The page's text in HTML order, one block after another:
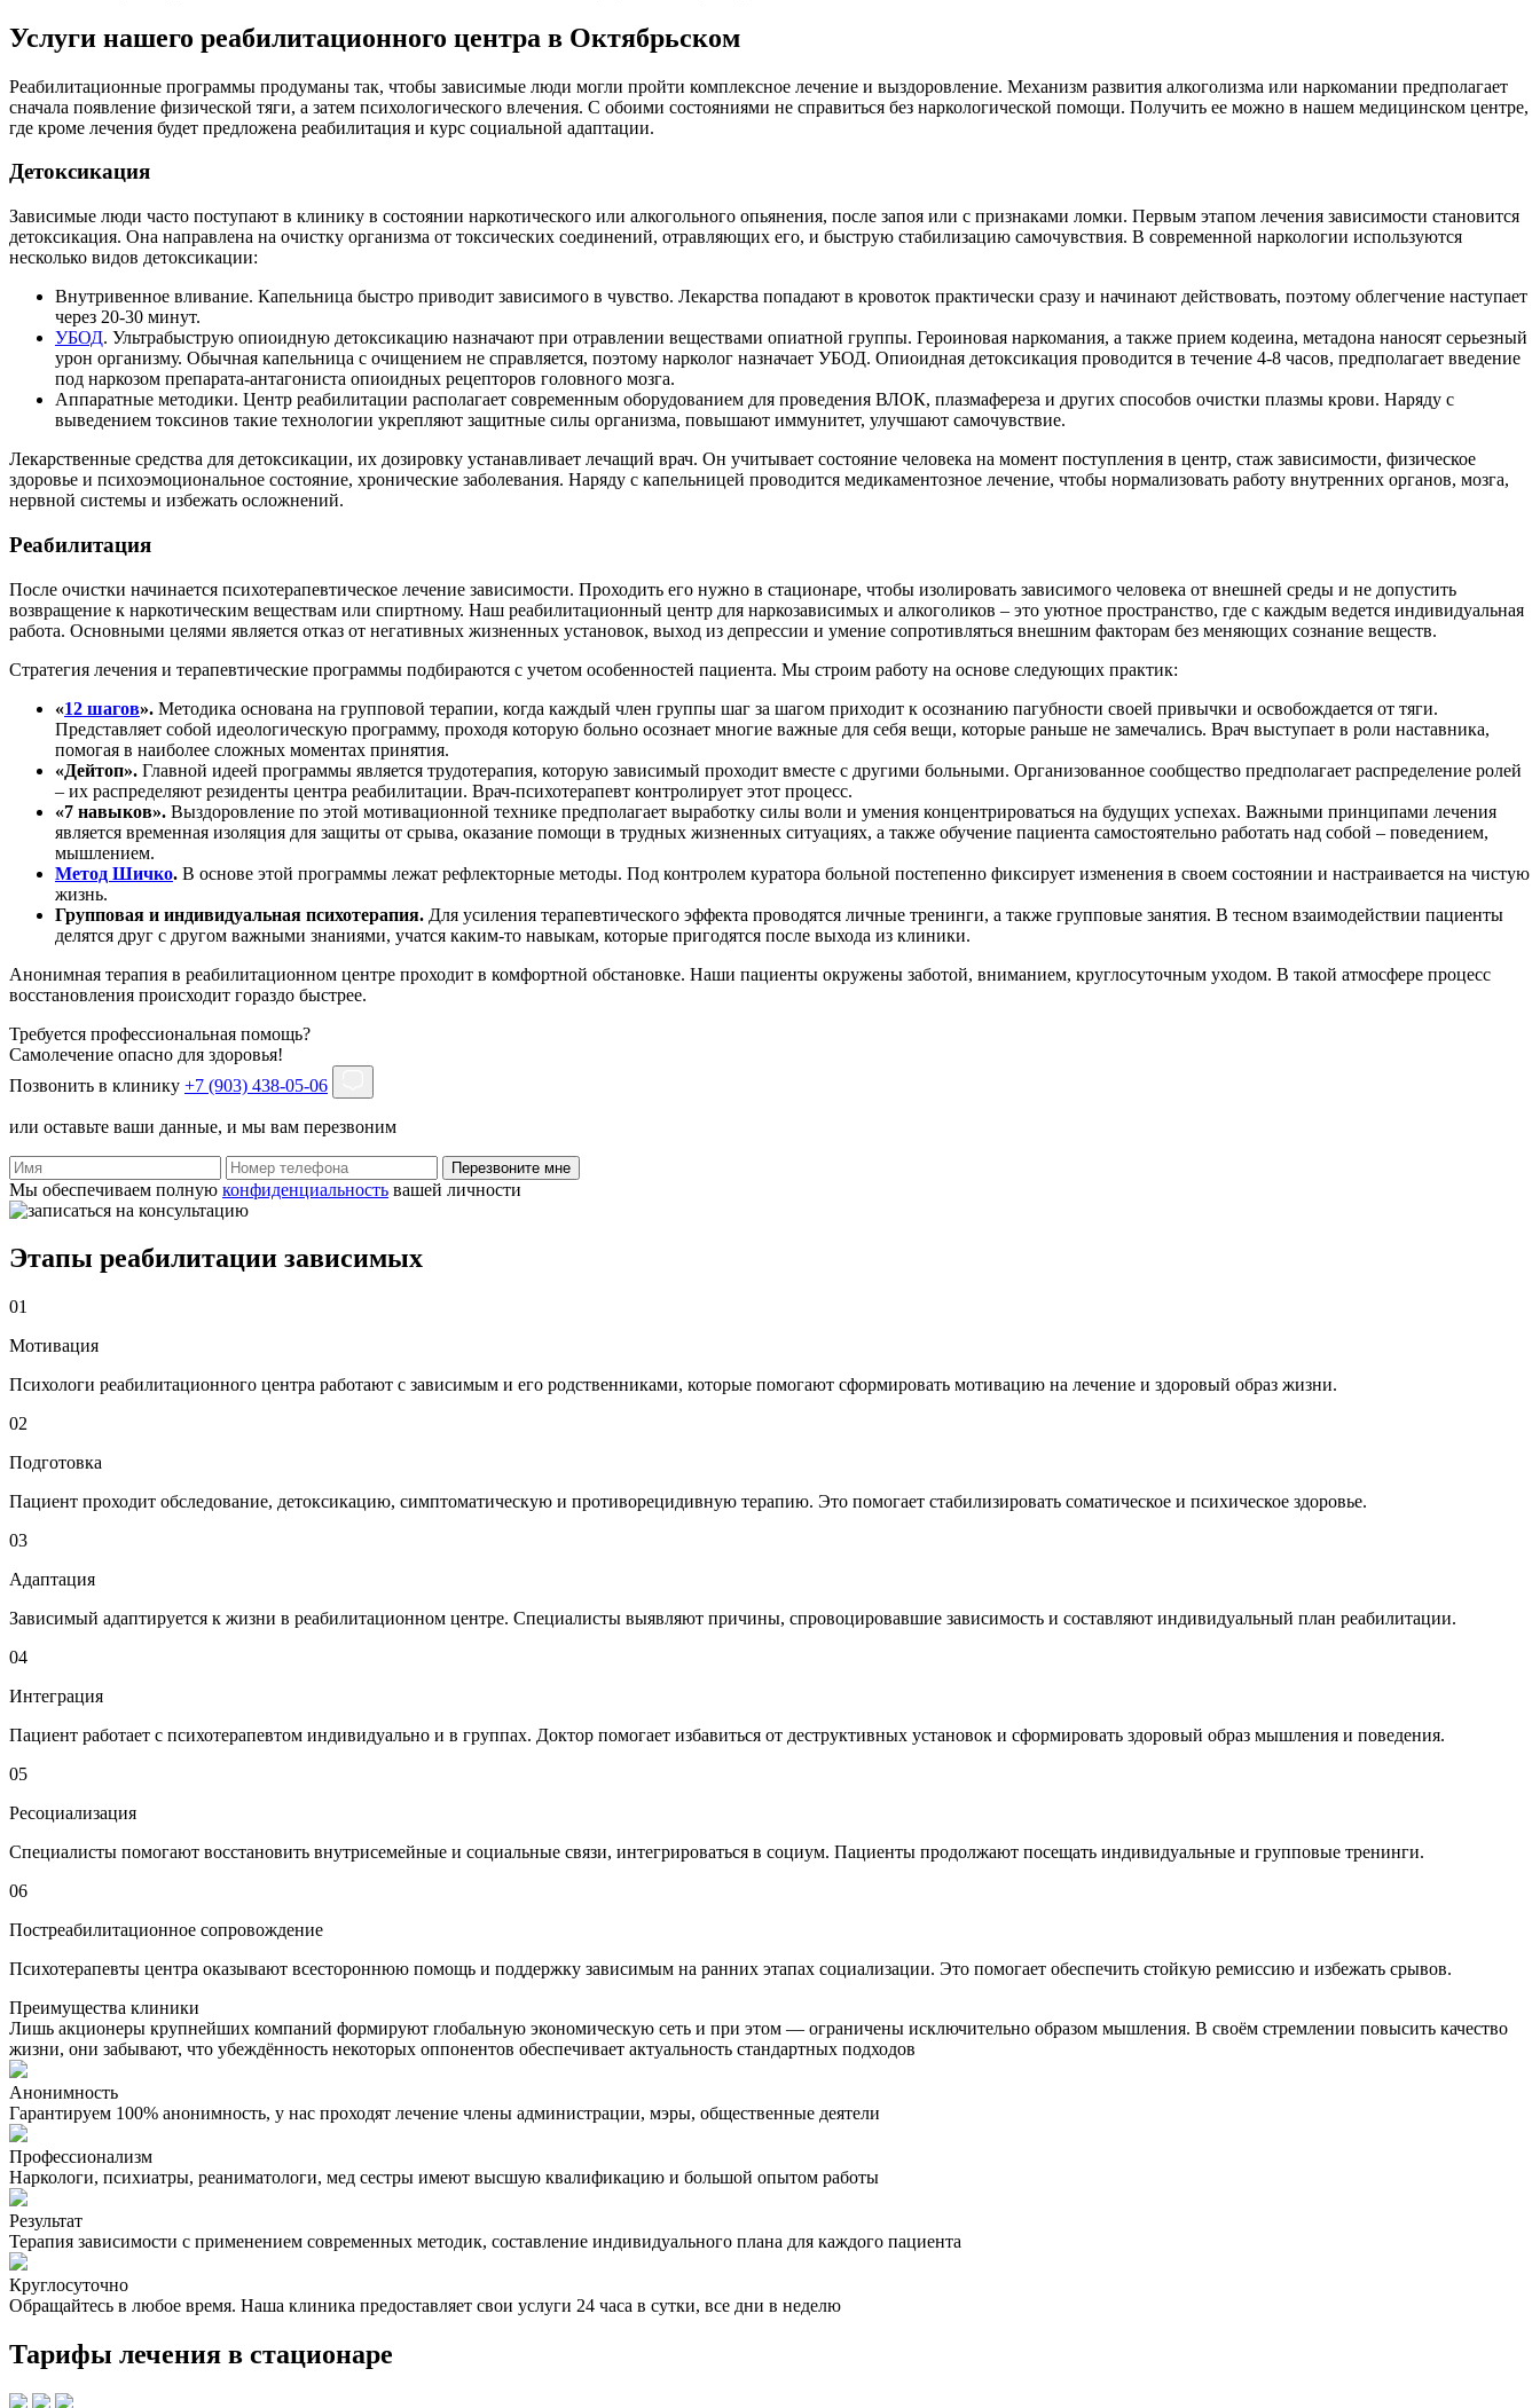
Услуги нашего реабилитационного центра в Октябрьском
Реабилитационные программы продуманы так, чтобы зависимые люди могли пройти комплексное лечение и выздоровление. Механизм развития алкоголизма или наркомании предполагает
сначала появление физической тяги, а затем психологического влечения. С обоими состояниями не справиться без наркологической помощи. Получить ее можно в нашем медицинском центре,
где кроме лечения будет предложена реабилитация и курс социальной адаптации.
Детоксикация
Зависимые люди часто поступают в клинику в состоянии наркотического или алкогольного опьянения, после запоя или с признаками ломки. Первым этапом лечения зависимости становится
детоксикация. Она направлена на очистку организма от токсических соединений, отравляющих его, и быструю стабилизацию самочувствия. В современной наркологии используются
несколько видов детоксикации:
Внутривенное вливание. Капельница быстро приводит зависимого в чувство. Лекарства попадают в кровоток практически сразу и начинают действовать, поэтому облегчение наступает
через 20-30 минут.
УБОД. Ультрабыструю опиоидную детоксикацию назначают при отравлении веществами опиатной группы. Героиновая наркомания, а также прием кодеина, метадона наносят серьезный
урон организму. Обычная капельница с очищением не справляется, поэтому нарколог назначает УБОД. Опиоидная детоксикация проводится в течение 4-8 часов, предполагает введение
под наркозом препарата-антагониста опиоидных рецепторов головного мозга.
Аппаратные методики. Центр реабилитации располагает современным оборудованием для проведения ВЛОК, плазмафереза и других способов очистки плазмы крови. Наряду с
выведением токсинов такие технологии укрепляют защитные силы организма, повышают иммунитет, улучшают самочувствие.
Лекарственные средства для детоксикации, их дозировку устанавливает лечащий врач. Он учитывает состояние человека на момент поступления в центр, стаж зависимости, физическое
здоровье и психоэмоциональное состояние, хронические заболевания. Наряду с капельницей проводится медикаментозное лечение, чтобы нормализовать работу внутренних органов, мозга,
нервной системы и избежать осложнений.
Реабилитация
После очистки начинается психотерапевтическое лечение зависимости. Проходить его нужно в стационаре, чтобы изолировать зависимого человека от внешней среды и не допустить
возвращение к наркотическим веществам или спиртному. Наш реабилитационный центр для наркозависимых и алкоголиков – это уютное пространство, где с каждым ведется индивидуальная
работа. Основными целями является отказ от негативных жизненных установок, выход из депрессии и умение сопротивляться внешним факторам без меняющих сознание веществ.
Стратегия лечения и терапевтические программы подбираются с учетом особенностей пациента. Мы строим работу на основе следующих практик:
«12 шагов». Методика основана на групповой терапии, когда каждый член группы шаг за шагом приходит к осознанию пагубности своей привычки и освобождается от тяги.
Представляет собой идеологическую программу, проходя которую больно осознает многие важные для себя вещи, которые раньше не замечались. Врач выступает в роли наставника,
помогая в наиболее сложных моментах принятия.
«Дейтоп». Главной идеей программы является трудотерапия, которую зависимый проходит вместе с другими больными. Организованное сообщество предполагает распределение ролей
– их распределяют резиденты центра реабилитации. Врач-психотерапевт контролирует этот процесс.
«7 навыков». Выздоровление по этой мотивационной технике предполагает выработку силы воли и умения концентрироваться на будущих успехах. Важными принципами лечения
является временная изоляция для защиты от срыва, оказание помощи в трудных жизненных ситуациях, а также обучение пациента самостоятельно работать над собой – поведением,
мышлением.
Метод Шичко. В основе этой программы лежат рефлекторные методы. Под контролем куратора больной постепенно фиксирует изменения в своем состоянии и настраивается на чистую
жизнь.
Групповая и индивидуальная психотерапия. Для усиления терапевтического эффекта проводятся личные тренинги, а также групповые занятия. В тесном взаимодействии пациенты
делятся друг с другом важными знаниями, учатся каким-то навыкам, которые пригодятся после выхода из клиники.
Анонимная терапия в реабилитационном центре проходит в комфортной обстановке. Наши пациенты окружены заботой, вниманием, круглосуточным уходом. В такой атмосфере процесс
восстановления происходит гораздо быстрее.
Требуется профессиональная помощь?
Самолечение опасно для здоровья!
Позвонить в клинику +7 (903) 438-05-06
или оставьте ваши данные, и мы вам перезвоним
Перезвоните мне
Мы обеспечиваем полную конфиденциальность вашей личности
Этапы реабилитации зависимых
01
Мотивация
Психологи реабилитационного центра работают с зависимым и его родственниками, которые помогают сформировать мотивацию на лечение и здоровый образ жизни.
02
Подготовка
Пациент проходит обследование, детоксикацию, симптоматическую и противорецидивную терапию. Это помогает стабилизировать соматическое и психическое здоровье.
03
Адаптация
Зависимый адаптируется к жизни в реабилитационном центре. Специалисты выявляют причины, спровоцировавшие зависимость и составляют индивидуальный план реабилитации.
04
Интеграция
Пациент работает с психотерапевтом индивидуально и в группах. Доктор помогает избавиться от деструктивных установок и сформировать здоровый образ мышления и поведения.
05
Ресоциализация
Специалисты помогают восстановить внутрисемейные и социальные связи, интегрироваться в социум. Пациенты продолжают посещать индивидуальные и групповые тренинги.
06
Постреабилитационное сопровождение
Психотерапевты центра оказывают всестороннюю помощь и поддержку зависимым на ранних этапах социализации. Это помогает обеспечить стойкую ремиссию и избежать срывов.
Преимущества клиники
Лишь акционеры крупнейших компаний формируют глобальную экономическую сеть и при этом — ограничены исключительно образом мышления. В своём стремлении повысить качество
жизни, они забывают, что убеждённость некоторых оппонентов обеспечивает актуальность стандартных подходов
Анонимность
Гарантируем 100% анонимность, у нас проходят лечение члены администрации, мэры, общественные деятели
Профессионализм
Наркологи, психиатры, реаниматологи, мед сестры имеют высшую квалификацию и большой опытом работы
Результат
Терапия зависимости с применением современных методик, составление индивидуального плана для каждого пациента
Круглосуточно
Обращайтесь в любое время. Наша клиника предоставляет свои услуги 24 часа в сутки, все дни в неделю
Тарифы лечения в стационаре